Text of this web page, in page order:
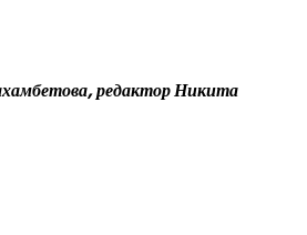
редактор Никита